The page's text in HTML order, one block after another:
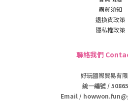
購買須知
退換貨政策
隱私權政策
聯絡我們
好玩國際貿易有
統一編號 /
Email /